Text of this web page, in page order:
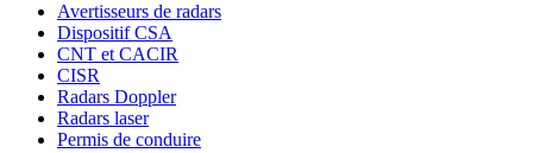
Avertisseurs de radars
Dispositif CSA
CNT et CACIR
CISR
Radars Doppler
Radars laser
Permis de conduire